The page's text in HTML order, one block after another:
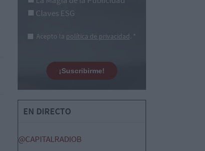
Claves ESG
Acepto la política de privacidad. *
¡Suscribirme!
EN DIRECTO
@CAPITALRADIOB